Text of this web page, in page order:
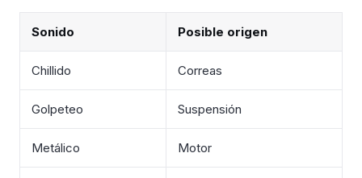
Sonido Posible origen
Chillido Correas
Golpeteo Suspensión
Metálico Motor